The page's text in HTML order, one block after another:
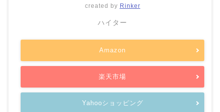
created by Rinker
ハイター
Amazon
楽天市場
Yahooショッピング